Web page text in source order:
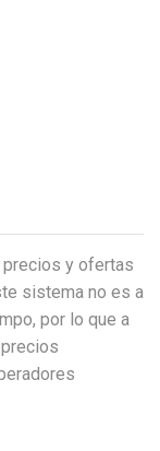
y ofertas
sistema no es a
por lo que a